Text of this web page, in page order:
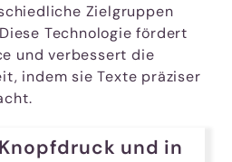
Zielgruppen
Technologie fördert
und verbessert die
indem sie Texte präziser
und in